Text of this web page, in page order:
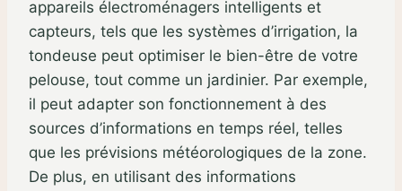
appareils électroménagers intelligents et
capteurs, tels que les systèmes d’irrigation, la
tondeuse peut optimiser le bien-être de votre
pelouse, tout comme un jardinier. Par exemple,
il peut adapter son fonctionnement à des
sources d’informations en temps réel, telles
que les prévisions météorologiques de la zone.
De plus, en utilisant des informations